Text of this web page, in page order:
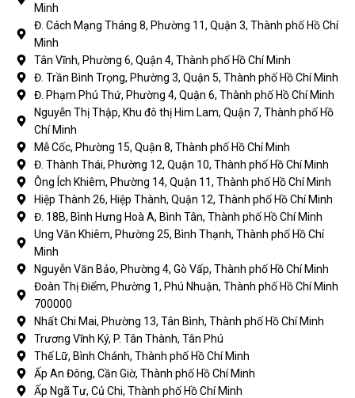
Minh
Đ. Cách Mạng Tháng 8, Phường 11, Quận 3, Thành phố Hồ Chí
Minh
Tân Vĩnh, Phường 6, Quận 4, Thành phố Hồ Chí Minh
Đ. Trần Bình Trọng, Phường 3, Quận 5, Thành phố Hồ Chí Minh
Đ. Phạm Phú Thứ, Phường 4, Quận 6, Thành phố Hồ Chí Minh
Nguyễn Thị Thập, Khu đô thị Him Lam, Quận 7, Thành phố Hồ
Chí Minh
Mễ Cốc, Phường 15, Quận 8, Thành phố Hồ Chí Minh
Đ. Thành Thái, Phường 12, Quận 10, Thành phố Hồ Chí Minh
Ông Ích Khiêm, Phường 14, Quận 11, Thành phố Hồ Chí Minh
Hiệp Thành 26, Hiệp Thành, Quận 12, Thành phố Hồ Chí Minh
Đ. 18B, Bình Hưng Hoà A, Bình Tân, Thành phố Hồ Chí Minh
Ung Văn Khiêm, Phường 25, Bình Thạnh, Thành phố Hồ Chí
Minh
Nguyễn Văn Bảo, Phường 4, Gò Vấp, Thành phố Hồ Chí Minh
Đoàn Thị Điểm, Phường 1, Phú Nhuận, Thành phố Hồ Chí Minh
700000
Nhất Chi Mai, Phường 13, Tân Bình, Thành phố Hồ Chí Minh
Trương Vĩnh Ký, P. Tân Thành, Tân Phú
Thế Lữ, Bình Chánh, Thành phố Hồ Chí Minh
Ấp An Đông, Cần Giờ, Thành phố Hồ Chí Minh
Ấp Ngã Tư, Củ Chi, Thành phố Hồ Chí Minh